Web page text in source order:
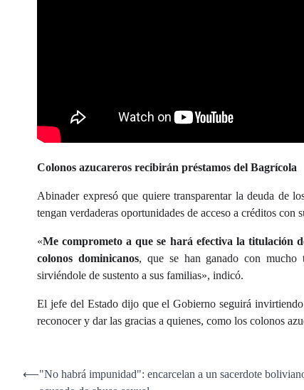
Colonos azucareros recibirán préstamos del Bagrícola
Abinader expresó que quiere transparentar la deuda de
tengan verdaderas oportunidades de acceso a créditos con
«Me comprometo a que se hará efectiva la titulación
colonos dominicanos, que se han ganado con mucho
sirviéndole de sustento a sus familias», indicó.
El jefe del Estado dijo que el Gobierno seguirá
reconocer y dar las gracias a quienes, como los colonos
Navegación
⟵"No habrá impunidad": encarcelan a un sacerdote